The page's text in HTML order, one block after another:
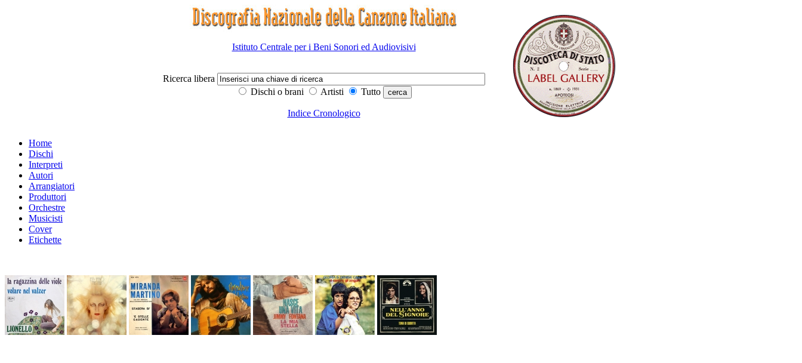
Istituto Centrale per i Beni Sonori ed Audiovisivi
Ricerca libera
Dischi o brani
Artisti Tutto
Indice Cronologico
Home
Dischi
Interpreti
Autori
Arrangiatori
Produttori
Orchestre
Musicisti
Cover
Etichette